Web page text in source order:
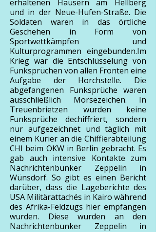
erhaltenen Häusern am Hellberg
und in der Neue-Hufen-Straße. Die
Soldaten waren in das örtliche
Geschehen in Form von
Sportwettkämpfen und
Kulturprogrammen eingebunden.Im
Krieg war die Entschlüsselung von
Funksprüchen von allen Fronten eine
Aufgabe der Horchstelle. Die
abgefangenen Funksprüche waren
ausschließlich Morsezeichen. In
Treuenbrietzen wurden keine
Funksprüche dechiffriert, sondern
nur aufgezeichnet und täglich mit
einem Kurier an die Chiffierabteilung
CHI beim OKW in Berlin gebracht. Es
gab auch intensive Kontakte zum
Nachrichtenbunker Zeppelin in
Wünsdorf. So gibt es einen Bericht
darüber, dass die Lageberichte des
USA Militärattachés in Kairo während
des Afrika-Feldzugs hier empfangen
wurden. Diese wurden an den
Nachrichtenbunker Zeppelin in